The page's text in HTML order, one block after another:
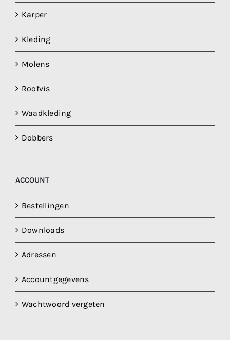
Karper
Kleding
Molens
Roofvis
Waadkleding
Dobbers
ACCOUNT
Bestellingen
Downloads
Adressen
Accountgegevens
Wachtwoord vergeten